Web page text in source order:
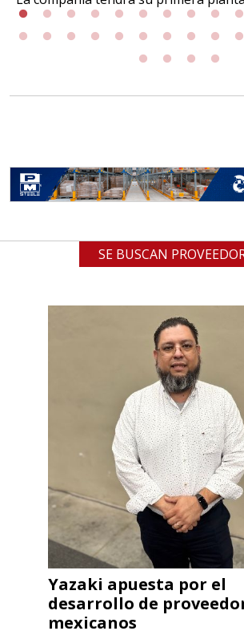
SE BUSCAN
Yazaki apuesta por el
desarrollo de
mexicanos